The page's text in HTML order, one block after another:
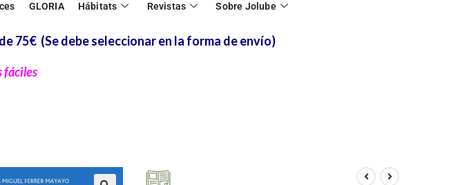
GLORIA Hábitats Revistas Sobre Jolube
75€ (Se debe seleccionar en la forma de envío)
fáciles